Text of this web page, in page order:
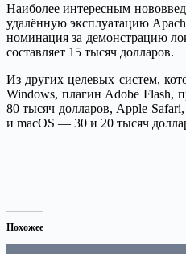
Наиболее интересным
удалённую эксплуатацию
номинация за демонстрацию
составляет 15 тысяч долларов.
Из других целевых систем,
Windows, плагин Adobe Flash,
80 тысяч долларов, Apple
и macOS — 30 и 20 тысяч
Похожее